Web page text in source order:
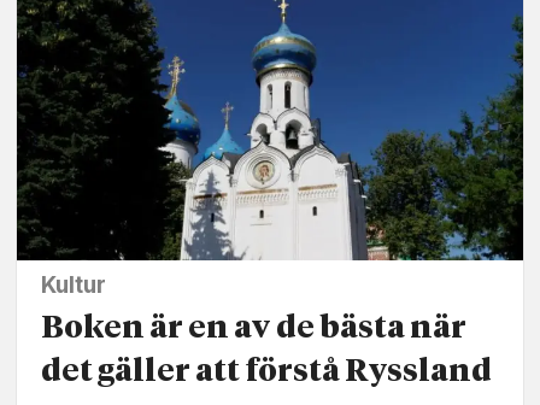
Kultur
Boken är en av de bästa när
det gäller att förstå Ryssland